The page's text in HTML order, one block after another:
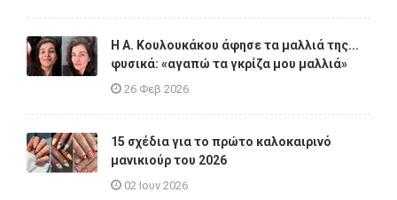
Η A. Κουλουκάκου άφησε τα μαλλιά της...
φυσικά: «αγαπώ τα γκρίζα μου μαλλιά»
26 Φεβ 2026
15 σχέδια για το πρώτο καλοκαιρινό
μανικιούρ του 2026
02 Ιουν 2026